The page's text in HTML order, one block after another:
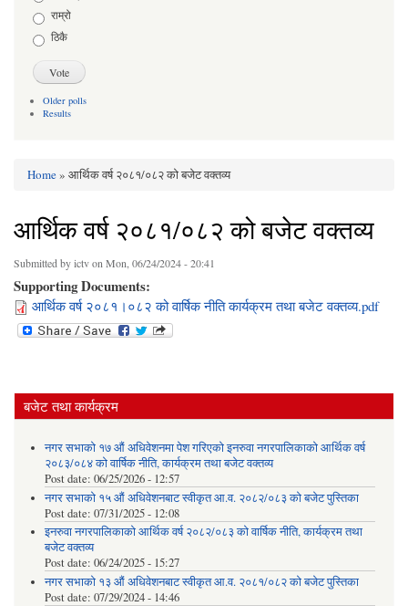
राम्रो
ठिकै
Older polls
Results
Home» आर्थिक वर्ष २०८१/०८२ को बजेट वक्तव्य
आर्थिक वर्ष २०८१/०८२ को बजेट वक्तव्य
Submitted byictvon Mon, 06/24/2024 - 20:41
Supporting Documents:
आर्थिक वर्ष २०८१।०८२ को वार्षिक नीति कार्यक्रम तथा बजेट वक्तव्य.pdf
बजेट तथा कार्यक्रम
नगर सभाको १७ औं अधिवेशनमा पेश गरिएको इनरुवा नगरपालिकाको आर्थिक वर्ष
२०८३/०८४ को वार्षिक नीति, कार्यक्रम तथा बजेट वक्तव्य
Post date: 06/25/2026 - 12:57
नगर सभाको १५ औं अधिवेशनबाट स्वीकृत आ.व. २०८२/०८३ को बजेट पुस्तिका
Post date: 07/31/2025 - 12:08
इनरुवा नगरपालिकाको आर्थिक वर्ष २०८२/०८३ को वार्षिक नीति, कार्यक्रम तथा
बजेट वक्तव्य
Post date: 06/24/2025 - 15:27
नगर सभाको १३ औं अधिवेशनबाट स्वीकृत आ.व. २०८१/०८२ को बजेट पुस्तिका
Post date: 07/29/2024 - 14:46